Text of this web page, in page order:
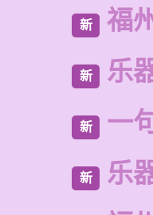
新 福
新 乐
新 一
新
乐